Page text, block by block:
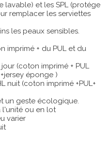
lavable) et les SPL (protége
remplacer les serviettes
les peaux sensibles.
imprimé + du PUL et du
(coton imprimé + PUL
éponge )
nuit (coton imprimé +PUL+
un geste écologique.
l'unité ou en lot
varier